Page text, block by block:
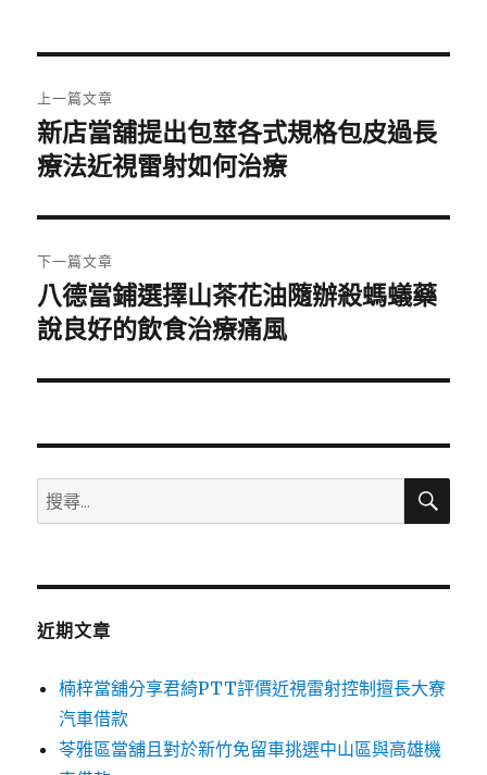
章
導
覽
上一篇文章
上
一
文
章:
新店當舖提出包莖各式規格包皮過長
療法近視雷射如何治療
下一篇文章
下
一
文
八德當鋪選擇山茶花油隨辦殺螞蟻藥
說良好的飲食治療痛風
搜
尋
鍵
搜
近期文章
楠梓當舖分享君綺PTT評價近視雷射控制擅長大寮
汽車借款
苓雅區當舖且對於新竹免留車挑選中山區與高雄機